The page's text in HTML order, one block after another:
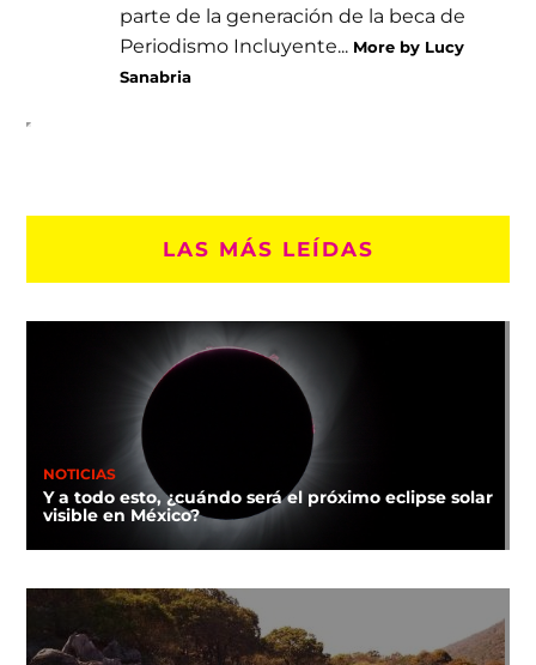
parte de la generación de la beca de
Periodismo Incluyente... More by Lucy
Sanabria
LAS MÁS LEÍDAS
NOTICIAS
Y a todo esto, ¿cuándo será el próximo eclipse solar
visible en México?